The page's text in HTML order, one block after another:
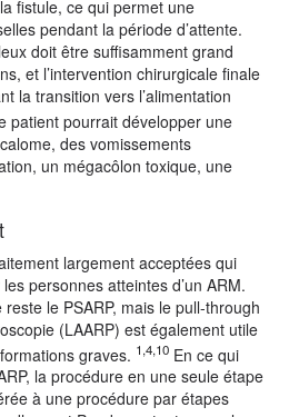
fistule, ce qui permet une
pendant la période d’attente.
doit être suffisamment grand
et l’intervention chirurgicale finale
la transition vers l’alimentation
patient pourrait développer une
des vomissements
un mégacôlon toxique, une
largement acceptées qui
personnes atteintes d’un ARM.
le PSARP, mais le pull-through
(LAARP) est également utile
graves. 1,4,10 En ce qui
la procédure en une seule étape
à une procédure par étapes